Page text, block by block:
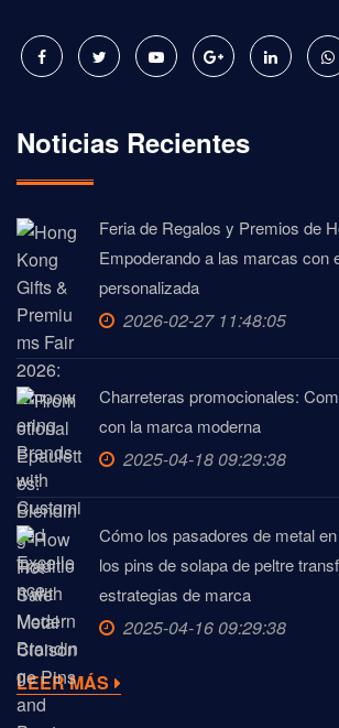
Noticias Recientes
Feria de Regalos y Premios de
Empoderando a las marcas con
personalizada
2026-02-27 11:48:05
Charreteras promocionales:
con la marca moderna
2025-04-18 09:29:38
Cómo los pasadores de metal
los pins de solapa de peltre
estrategias de marca
2025-04-16 09:29:38
LEER MÁS